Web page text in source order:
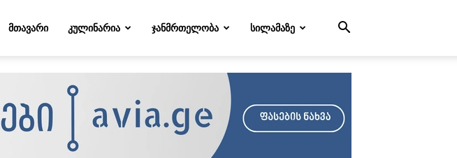
ᲛᲗᲐᲕᲐᲠᲘ ᲙᲣᲚᲘᲜᲐᲠᲘᲐ ᲯᲐᲜᲛᲠᲗᲔᲚᲝᲑᲐ ᲡᲘᲚᲐᲛᲐᲖᲔ